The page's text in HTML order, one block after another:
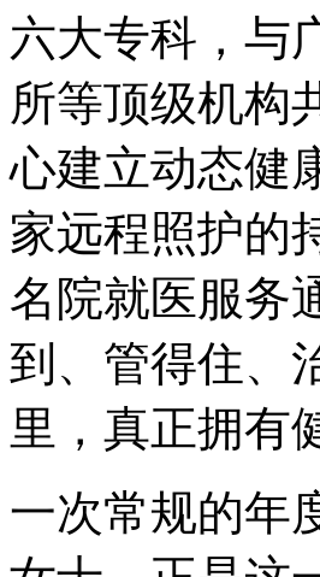
六大专科，与
所等顶级机构
心建立动态健
家远程照护的
名院就医服务
到、管得住、
里，真正拥有
一次常规的年